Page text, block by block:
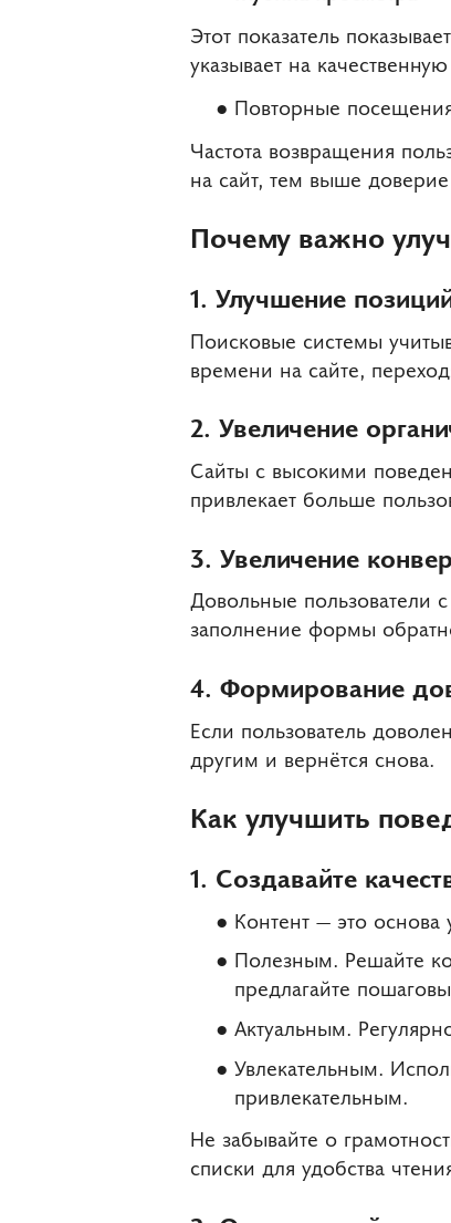
Этот показатель
указывает на
Повторные
Частота возвращения
на сайт, тем выше
Почему важно
1. Улучшение
Поисковые системы
времени на сайте,
2. Увеличение
Сайты с высокими
привлекает больше
3. Увеличение
Довольные пользователи
заполнение формы
4. Формирование
Если пользователь
другим и вернётся снова.
Как улучшить
1. Создавайте
Контент — это основа
Полезным. Решайте
предлагайте
Актуальным.
Увлекательным.
привлекательным.
Не забывайте о
списки для удобства